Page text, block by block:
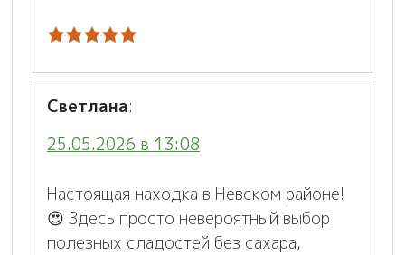
Светлана:
25.05.2026 в 13:08
Настоящая находка в Невском районе!
😍 Здесь просто невероятный выбор
полезных сладостей без сахара,